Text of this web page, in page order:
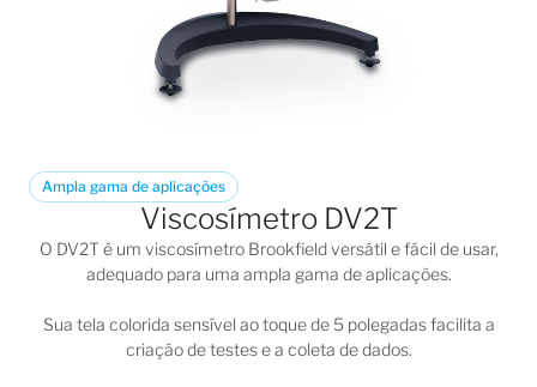
Ampla gama de aplicações
Viscosímetro DV2T
O DV2T é um viscosímetro Brookfield versátil e fácil de usar,
adequado para uma ampla gama de aplicações.
Sua tela colorida sensível ao toque de 5 polegadas facilita a
criação de testes e a coleta de dados.